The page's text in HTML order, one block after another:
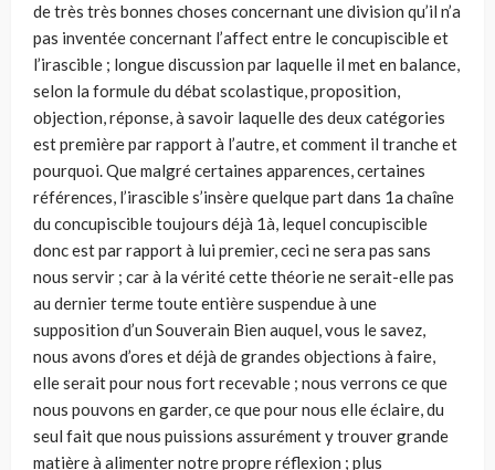
de très très bonnes choses concernant une division qu’il n’a
pas inventée concernant l’affect entre le concupiscible et
l’irascible ; longue discussion par laquelle il met en balance,
selon la formule du débat scolastique, proposition,
objection, réponse, à savoir laquelle des deux catégories
est première par rapport à l’autre, et comment il tranche et
pourquoi. Que malgré certaines apparences, certaines
références, l’irascible s’insère quelque part dans 1a chaîne
du concupiscible toujours déjà 1à, lequel concupiscible
donc est par rapport à lui premier, ceci ne sera pas sans
nous servir ; car à la vérité cette théorie ne serait-elle pas
au dernier terme toute entière suspendue à une
supposition d’un Souverain Bien auquel, vous le savez,
nous avons d’ores et déjà de grandes objections à faire,
elle serait pour nous fort recevable ; nous verrons ce que
nous pouvons en garder, ce que pour nous elle éclaire, du
seul fait que nous puissions assurément y trouver grande
matière à alimenter notre propre réflexion ; plus